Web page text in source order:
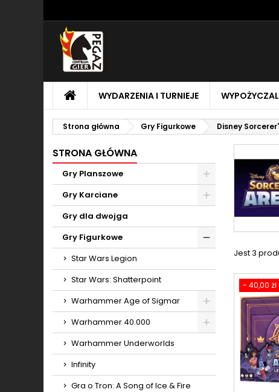
STRONA
GŁÓWNA
WYDARZENIA I TURNIEJE
Strona główna Gry Figurkowe Disney
STRONA GŁÓWNA
Gry Planszowe
Toggle
Gry Karciane
Toggle
Gry dla dwojga
Gry Figurkowe
Toggle
Star Wars Legion
Star Wars: Shatterpoint
Warhammer Age of Sigmar
Toggle
Warhammer 40.000
Toggle
Warhammer Underworlds
Infinity
Gra o Tron: A Song of Ice & Fire
Jest 3
- 40,00 zł